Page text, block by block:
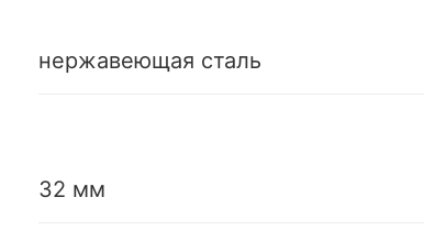
нержавеющая сталь
32 мм